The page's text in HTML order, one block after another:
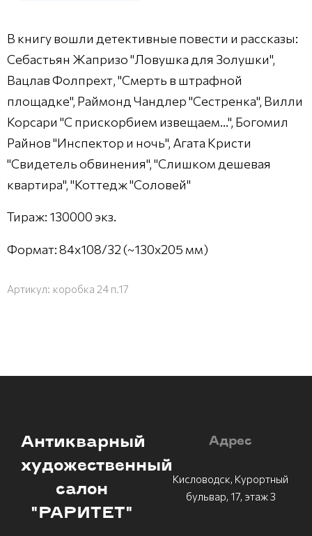
В книгу вошли детективные повести и рассказы:
Себастьян Жапризо "Ловушка для Золушки",
Вацлав Фолпрехт, "Смерть в штрафной
площадке", Раймонд Чандлер "Сестренка", Вилли
Корсари "С прискорбием извещаем...", Богомил
Райнов "Инспектор и ночь", Агата Кристи
"Свидетель обвинения", "Слишком дешевая
квартира", "Коттедж "Соловей"
Тираж: 130000 экз.
Формат: 84x108/32 (~130х205 мм)
Артикул: коробка 24 п.17
Антикварный
художественный
салон
"РАРИТЕТ"
Адрес
Кисловодск, Курортный
бульвар, 17, этаж 3